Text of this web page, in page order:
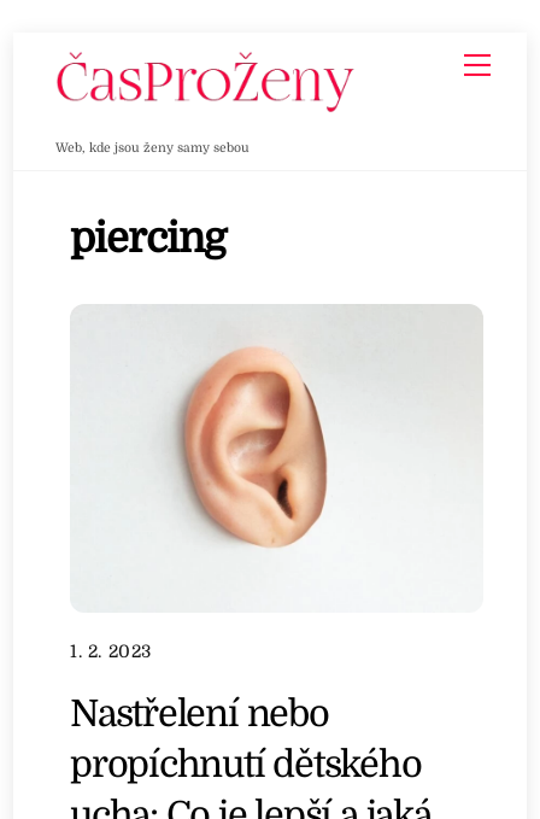
Web, kde jsou ženy samy sebou
piercing
1. 2. 2023
Nastřelení nebo
propíchnutí dětského